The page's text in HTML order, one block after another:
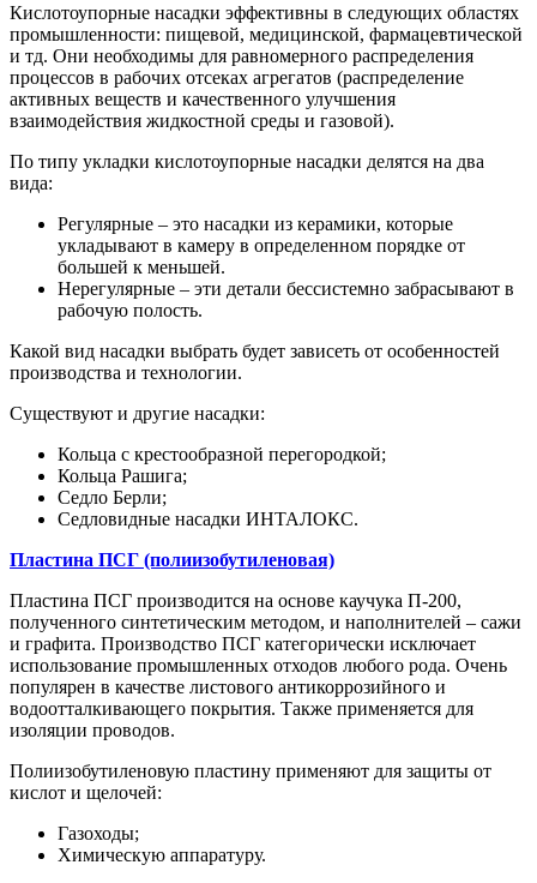
Кислотоупорные насадки эффективны в следующих областях
промышленности: пищевой, медицинской, фармацевтической
и тд. Они необходимы для равномерного распределения
процессов в рабочих отсеках агрегатов (распределение
активных веществ и качественного улучшения
взаимодействия жидкостной среды и газовой).
По типу укладки кислотоупорные насадки делятся на два
вида:
Регулярные – это насадки из керамики, которые
укладывают в камеру в определенном порядке от
большей к меньшей.
Нерегулярные – эти детали бессистемно забрасывают в
рабочую полость.
Какой вид насадки выбрать будет зависеть от особенностей
производства и технологии.
Существуют и другие насадки:
Кольца с крестообразной перегородкой;
Кольца Рашига;
Седло Берли;
Седловидные насадки ИНТАЛОКС.
Пластина ПСГ (полиизобутиленовая)
Пластина ПСГ производится на основе каучука П-200,
полученного синтетическим методом, и наполнителей – сажи
и графита. Производство ПСГ категорически исключает
использование промышленных отходов любого рода. Очень
популярен в качестве листового антикоррозийного и
водоотталкивающего покрытия. Также применяется для
изоляции проводов.
Полиизобутиленовую пластину применяют для защиты от
кислот и щелочей:
Газоходы;
Химическую аппаратуру.